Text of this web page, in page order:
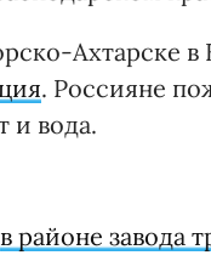
Ахтарске в
. Россияне
и вода.
в районе завода